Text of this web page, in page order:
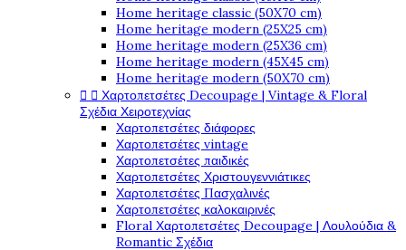
Home heritage classic (50X70 cm)
Home heritage modern (25X25 cm)
Home heritage modern (25X36 cm)
Home heritage modern (45X45 cm)
Home heritage modern (50X70 cm)
  Χαρτοπετσέτες Decoupage | Vintage & Floral
Σχέδια Χειροτεχνίας
Χαρτοπετσέτες διάφορες
Χαρτοπετσέτες vintage
Χαρτοπετσέτες παιδικές
Χαρτοπετσέτες Χριστουγεννιάτικες
Χαρτοπετσέτες Πασχαλινές
Χαρτοπετσέτες καλοκαιρινές
Floral Χαρτοπετσέτες Decoupage | Λουλούδια &
Romantic Σχέδια